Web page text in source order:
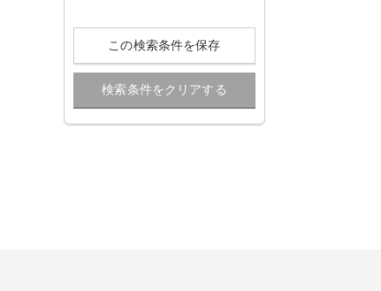
この検索条件を保存
検索条件をクリアする